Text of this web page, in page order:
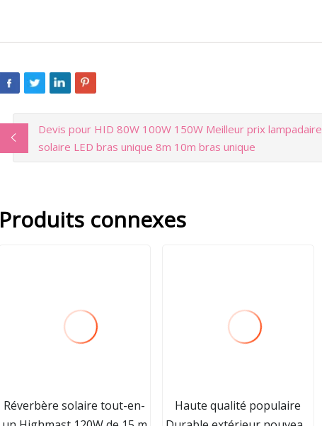
Devis pour HID 80W 100W 150W Meilleur prix lampadaire
solaire LED bras unique 8m 10m bras unique
Produits connexes
Réverbère solaire tout-en-
Haute qualité populaire